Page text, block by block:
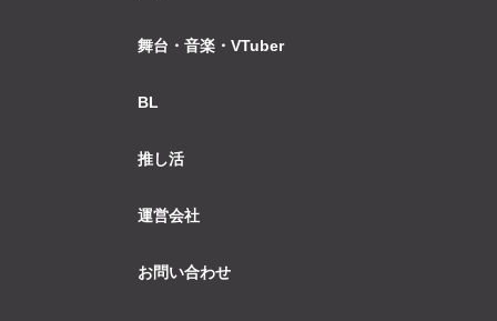
舞台・音楽・VTuber
BL
推し活
運営会社
お問い合わせ